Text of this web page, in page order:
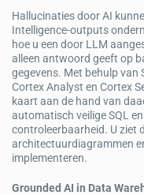
Hallucinaties door AI
Intelligence-outputs
hoe u een door LLM
alleen antwoord geeft op
gegevens. Met behulp van
Cortex Analyst en Cortex
kaart aan de hand van
automatisch veilige SQL
controleerbaarheid. U ziet
architectuurdiagrammen
implementeren.
Grounded AI in Data